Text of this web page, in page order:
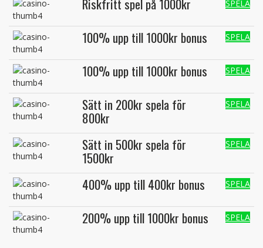
Riskfritt spel på 1000kr SPELA
100% upp till 1000kr bonus SPELA
100% upp till 1000kr bonus SPELA
Sätt in 200kr spela för
800kr
SPELA
Sätt in 500kr spela för
1500kr
SPELA
400% upp till 400kr bonus SPELA
200% upp till 1000kr bonus SPELA